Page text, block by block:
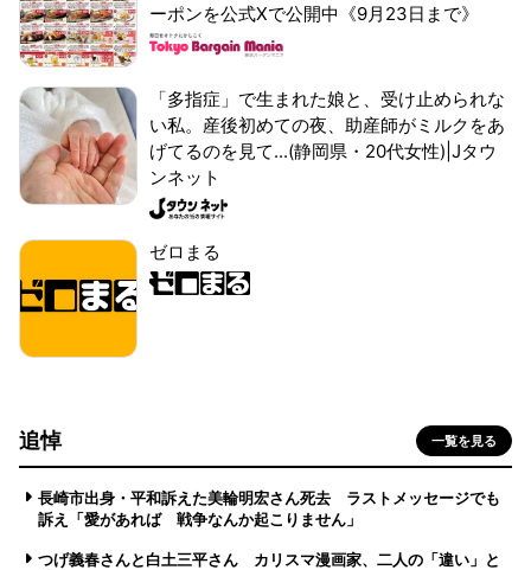
ーポンを公式Xで公開中《9月23日まで》
「多指症」で生まれた娘と、受け止められな
い私。産後初めての夜、助産師がミルクをあ
げてるのを見て...(静岡県・20代女性)|Jタウ
ンネット
ゼロまる
追悼 一覧を見る
長崎市出身・平和訴えた美輪明宏さん死去 ラストメッセージでも
訴え「愛があれば 戦争なんか起こりません」
つげ義春さんと白土三平さん カリスマ漫画家、二人の「違い」と